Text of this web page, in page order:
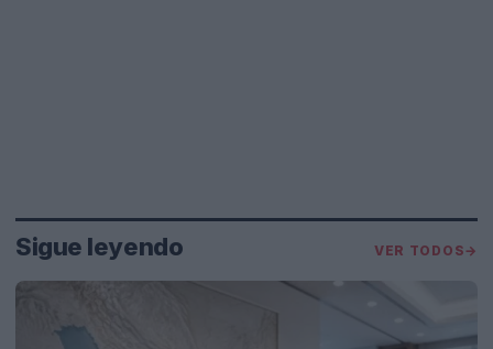
Sigue leyendo VER TODOS→